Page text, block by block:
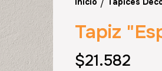
/
Tapiz
$21.582